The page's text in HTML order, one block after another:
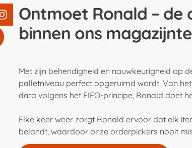
Ontmoet Ronald – de
binnen ons
Met zijn behendigheid en nauwkeurigheid op
palletniveau perfect opgeruimd wordt. Van
data volgens het FIFO-principe, Ronald doet
Elke keer weer zorgt Ronald ervoor dat elk
belandt, waardoor onze orderpickers nooit